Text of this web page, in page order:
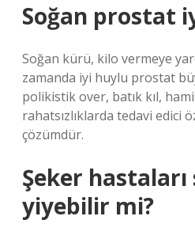
Soğan prostat
Soğan kürü, kilo vermeye
zamanda iyi huylu prostat
polikistik over, batık kıl,
rahatsızlıklarda tedavi edici
çözümdür.
Şeker hastaları
yiyebilir mi?